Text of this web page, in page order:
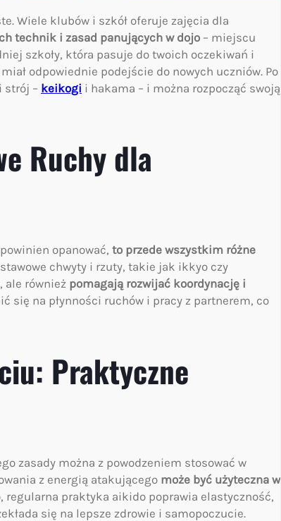
Wiele klubów i szkół oferuje zajęcia dla
technik i zasad panujących w dojo – miejscu
szkoły, która pasuje do twoich oczekiwań i
odpowiednie podejście do nowych uczniów. Po
strój – keikogi i hakama – i można rozpocząć swoją
Ruchy dla
opanować, to przede wszystkim różne
chwyty i rzuty, takie jak ikkyo czy
ale również pomagają rozwijać koordynację i
się na płynności ruchów i pracy z partnerem, co
Praktyczne
zasady można z powodzeniem stosować w
z energią atakującego może być użyteczna w
regularna praktyka aikido poprawia elastyczność,
się na lepsze zdrowie i samopoczucie.